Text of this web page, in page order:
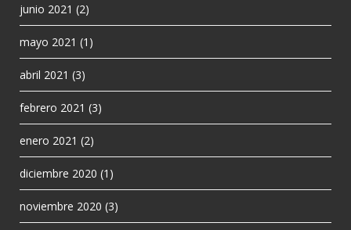
junio 2021 (2)
mayo 2021 (1)
abril 2021 (3)
febrero 2021 (3)
enero 2021 (2)
diciembre 2020 (1)
noviembre 2020 (3)